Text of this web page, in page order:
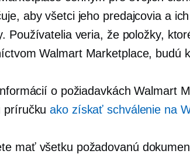
aby všetci jeho predajcovia a
Používatelia veria, že položky,
Walmart Marketplace, budú
o požiadavkách Walmart
príručkuako získať schválenie na
mať všetku požadovanú